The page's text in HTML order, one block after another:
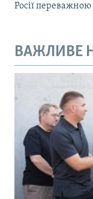
Росії переважною
ВАЖЛИВЕ